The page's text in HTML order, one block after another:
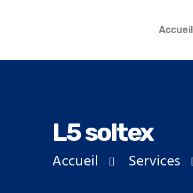
Accueil
L5 soltex
Accueil Services